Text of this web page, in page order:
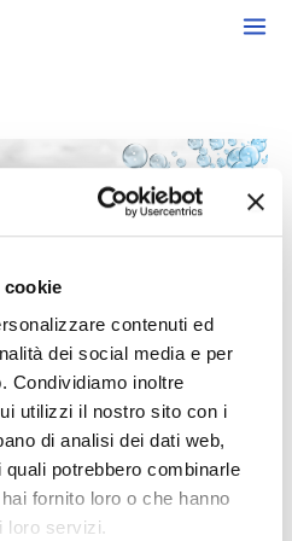
contenuti ed
dei social media e per
Condividiamo inoltre
utilizzi il nostro sito con i
di analisi dei dati web,
potrebbero combinarle
fornito loro o che hanno
loro servizi.
e stireria
il servizio di lavanderia e stireria